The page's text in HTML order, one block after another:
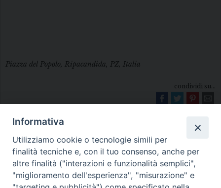
Piazza del Popolo, Ripacandida, PZ, Italia
condividi su...
Informativa
Utilizziamo cookie o tecnologie simili per
finalità tecniche e, con il tuo consenso, anche per
altre finalità ("interazioni e funzionalità semplici",
"miglioramento dell'esperienza", "misurazione" e